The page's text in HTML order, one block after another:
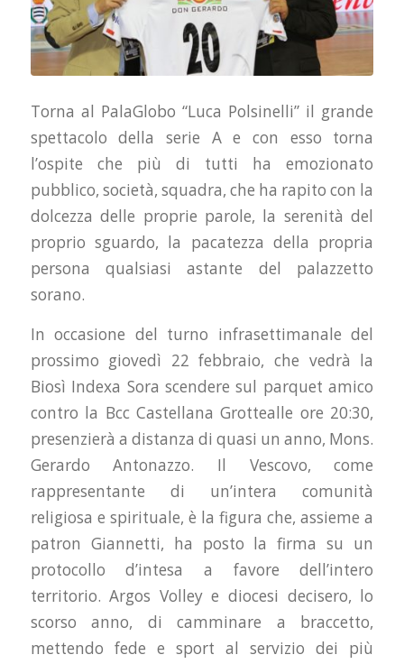
Torna al PalaGlobo “Luca Polsinelli” il grande
spettacolo della serie A e con esso torna
l’ospite che più di tutti ha emozionato
pubblico, società, squadra, che ha rapito con la
dolcezza delle proprie parole, la serenità del
proprio sguardo, la pacatezza della propria
persona qualsiasi astante del palazzetto
sorano.
In occasione del turno infrasettimanale del
prossimo giovedì 22 febbraio, che vedrà la
Biosì Indexa Sora scendere sul parquet amico
contro la Bcc Castellana Grottealle ore 20:30,
presenzierà a distanza di quasi un anno, Mons.
Gerardo Antonazzo. Il Vescovo, come
rappresentante di un’intera comunità
religiosa e spirituale, è la figura che, assieme a
patron Giannetti, ha posto la firma su un
protocollo d’intesa a favore dell’intero
territorio. Argos Volley e diocesi decisero, lo
scorso anno, di camminare a braccetto,
mettendo fede e sport al servizio dei più